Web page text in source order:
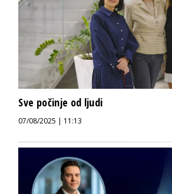
Sve počinje od ljudi
07/08/2025 | 11:13